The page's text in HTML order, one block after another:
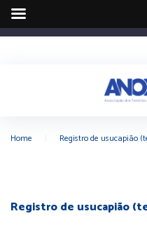
Home Registro de usucapião
Registro de usucapião